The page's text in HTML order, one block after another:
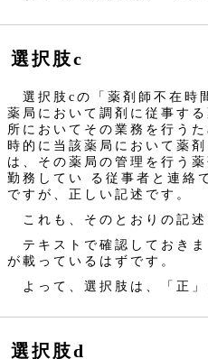
選択肢c
選択肢cの「薬剤師不在時
薬局において調剤に従事す
所においてその業務を行う
時的に当該薬局において薬
は、その薬局の管理を行う
勤務してい る従事者と連絡
ですが、正しい記述です。
これも、そのとおりの記述
テキストで確認しておき
が載っているはずです。
よって、選択肢は、「正」
選択肢d